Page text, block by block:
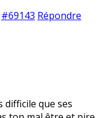
#69143 Répondre
que ses